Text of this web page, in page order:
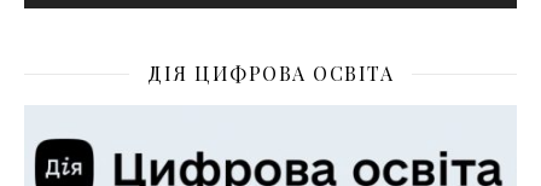
ДІЯ ЦИФРОВА ОСВІТА